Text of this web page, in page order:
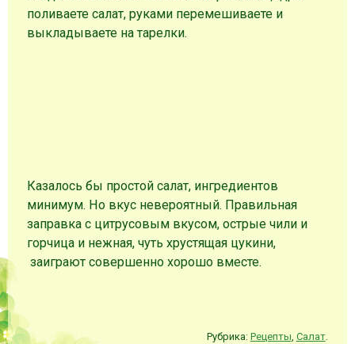
поливаете салат, руками перемешиваете и
выкладываете на тарелки.
Казалось бы простой салат, ингредиентов
минимум. Но вкус невероятный. Правильная
заправка с цитрусовым вкусом, острые чили и
горчица и нежная, чуть хрустящая цукини,
заиграют совершенно хорошо вместе.
Рубрика: Рецепты, Салат.